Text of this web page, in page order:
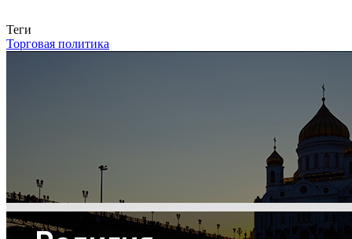
Теги
Торговая политика